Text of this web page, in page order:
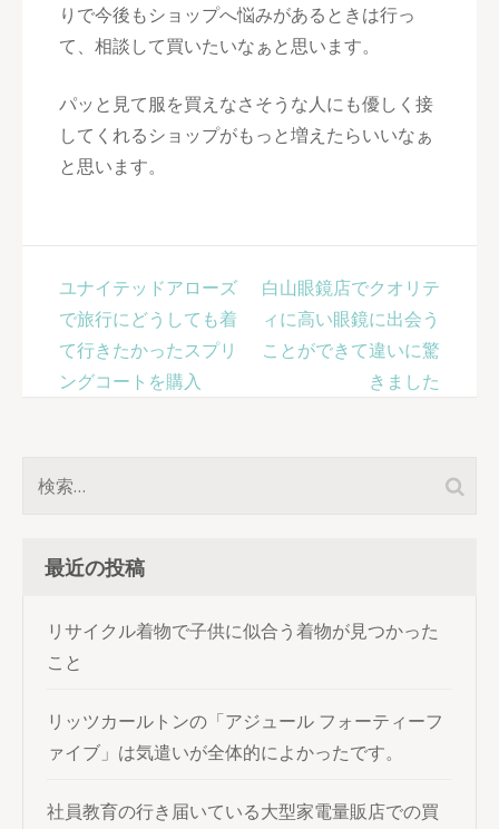
りで今後もショップへ悩みがあるときは行っ
て、相談して買いたいなぁと思います。
パッと見て服を買えなさそうな人にも優しく接
してくれるショップがもっと増えたらいいなぁ
と思います。
投
稿
ナ
ビ
シ
ョ
ユナイテッドアローズ
で旅行にどうしても着
て行きたかったスプリ
ングコートを購入
白山眼鏡店でクオリテ
ィに高い眼鏡に出会う
ことができて違いに驚
きました
検
最近の投稿
リサイクル着物で子供に似合う着物が見つかった
こと
リッツカールトンの「アジュール フォーティーフ
ァイブ」は気遣いが全体的によかったです。
社員教育の行き届いている大型家電量販店での買